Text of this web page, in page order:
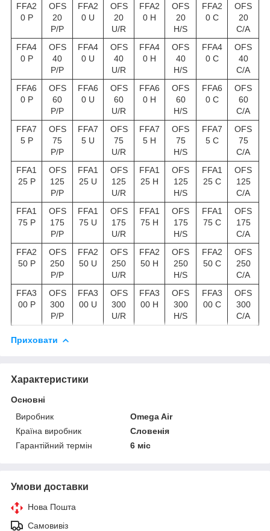
FFA2
0 P
OFS
20
P/P
FFA2
0 U
OFS
20
U/R
FFA2
0 H
OFS
20
H/S
FFA2
0 C
OFS
20
C/A
FFA4
0 P
OFS
40
P/P
FFA4
0 U
OFS
40
U/R
FFA4
0 H
OFS
40
H/S
FFA4
0 C
OFS
40
C/A
FFA6
0 P
OFS
60
P/P
FFA6
0 U
OFS
60
U/R
FFA6
0 H
OFS
60
H/S
FFA6
0 C
OFS
60
C/A
FFA7
5 P
OFS
75
P/P
FFA7
5 U
OFS
75
U/R
FFA7
5 H
OFS
75
H/S
FFA7
5 C
OFS
75
C/A
FFA1
25 P
OFS
125
P/P
FFA1
25 U
OFS
125
U/R
FFA1
25 H
OFS
125
H/S
FFA1
25 C
OFS
125
C/A
FFA1
75 P
OFS
175
P/P
FFA1
75 U
OFS
175
U/R
FFA1
75 H
OFS
175
H/S
FFA1
75 C
OFS
175
C/A
FFA2
50 P
OFS
250
P/P
FFA2
50 U
OFS
250
U/R
FFA2
50 H
OFS
250
H/S
FFA2
50 C
OFS
250
C/A
FFA3
00 P
OFS
300
P/P
FFA3
00 U
OFS
300
U/R
FFA3
00 H
OFS
300
H/S
FFA3
00 C
OFS
300
C/A
Приховати
Характеристики
Основні
Виробник
Omega Air
Країна виробник
Словенія
Гарантійний термін
6 міс
Умови доставки
Нова Пошта
Самовивіз